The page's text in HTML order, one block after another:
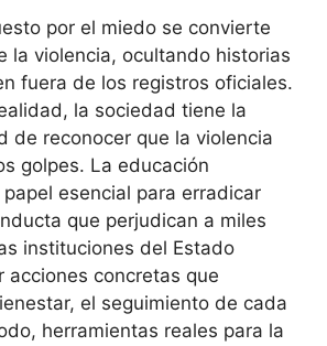
por el miedo se convierte
la violencia, ocultando historias
fuera de los registros oficiales.
la sociedad tiene la
de reconocer que la violencia
golpes. La educación
esencial para erradicar
que perjudican a miles
instituciones del Estado
acciones concretas que
el seguimiento de cada
herramientas reales para la